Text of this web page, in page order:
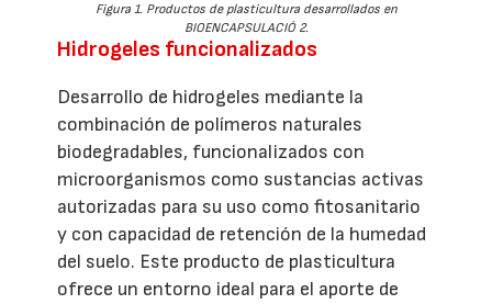
Figura 1. Productos de plasticultura desarrollados en
BIOENCAPSULACIÓ 2.
Hidrogeles funcionalizados
Desarrollo de hidrogeles mediante la
combinación de polímeros naturales
biodegradables, funcionalizados con
microorganismos como sustancias activas
autorizadas para su uso como fitosanitario
y con capacidad de retención de la humedad
del suelo. Este producto de plasticultura
ofrece un entorno ideal para el aporte de